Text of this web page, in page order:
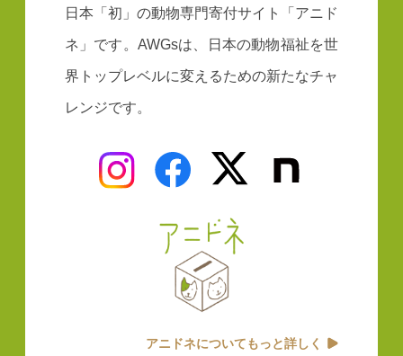
日本「初」の動物専門寄付サイト「アニド
ネ」です。AWGsは、日本の動物福祉を世
界トップレベルに変えるための新たなチャ
レンジです。
アニドネについてもっと詳しく